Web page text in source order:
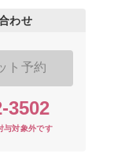
わせ
ト予約
3502
与対象外です